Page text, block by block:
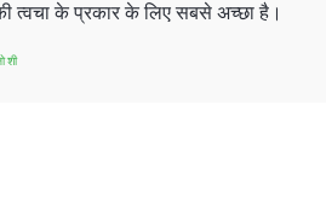
त्वचा के प्रकार के लिए सबसे अच्छा है।